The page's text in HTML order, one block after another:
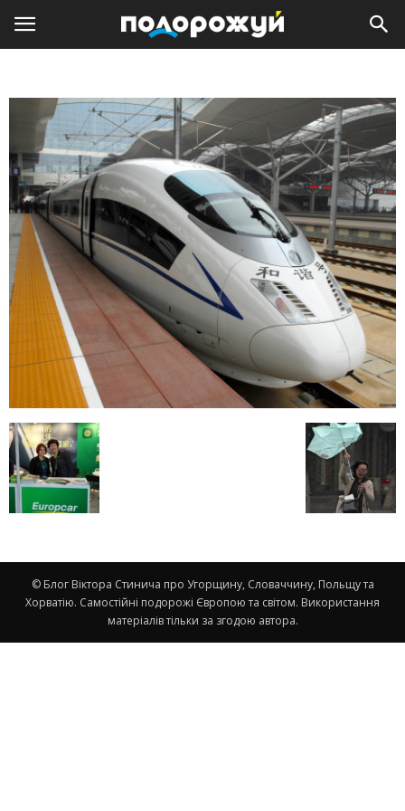
© Блог Віктора Стинича про Угорщину, Словаччину, Польщу та
Хорватію. Самостійні подорожі Європою та світом. Використання
матеріалів тільки за згодою автора.